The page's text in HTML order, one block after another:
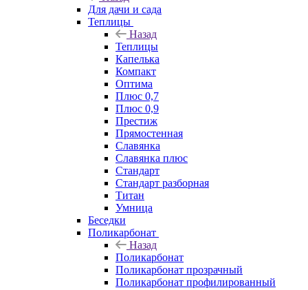
Для дачи и сада
Теплицы
Назад
Теплицы
Капелька
Компакт
Оптима
Плюс 0,7
Плюс 0,9
Престиж
Прямостенная
Славянка
Славянка плюс
Стандарт
Стандарт разборная
Титан
Умница
Беседки
Поликарбонат
Назад
Поликарбонат
Поликарбонат прозрачный
Поликарбонат профилированный